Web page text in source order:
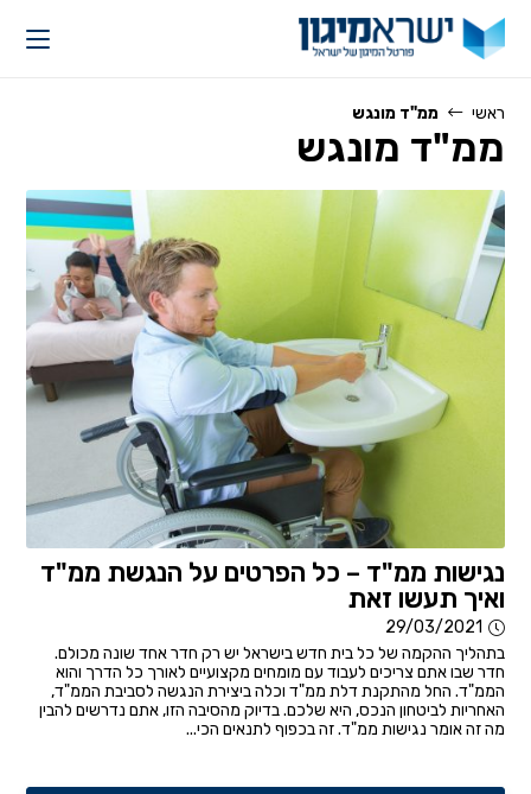
content
ראשי ממ"ד מונגש
ממ"ד מונגש
נגישות ממ"ד – כל הפרטים על הנגשת ממ"ד
ואיך תעשו זאת
29/03/2021
בתהליך ההקמה של כל בית חדש בישראל יש רק חדר אחד שונה מכולם.
חדר שבו אתם צריכים לעבוד עם מומחים מקצועיים לאורך כל הדרך והוא
הממ"ד. החל מהתקנת דלת ממ"ד וכלה ביצירת הנגשה לסביבת הממ"ד,
האחריות לביטחון הנכס, היא שלכם. בדיוק מהסיבה הזו, אתם נדרשים להבין
מה זה אומר נגישות ממ"ד. זה בכפוף לתנאים הכי...